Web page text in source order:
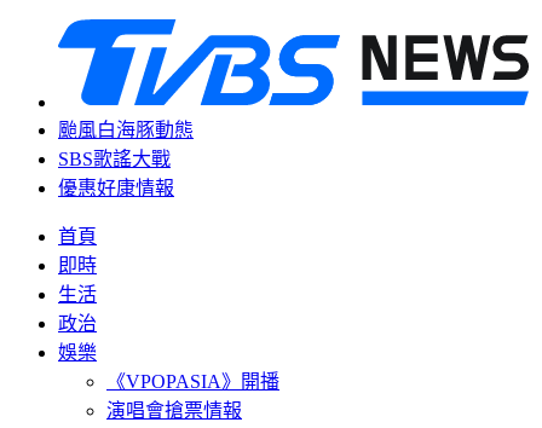
颱風白海豚動態
SBS歌謠大戰
優惠好康情報
首頁
即時
生活
政治
娛樂
《VPOPASIA》開播
演唱會搶票情報